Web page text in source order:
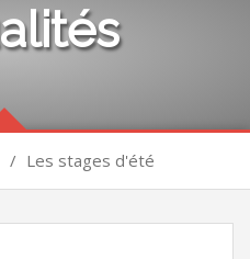
/ Les stages d'été